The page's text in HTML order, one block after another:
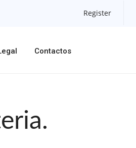
Register
Contactos